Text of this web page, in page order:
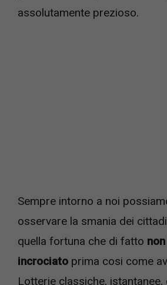
assolutamente prezioso.
Sempre intorno a noi
osservare la smania dei
quella fortuna che di fatto
incrociato prima cosi come
Lotterie classiche,